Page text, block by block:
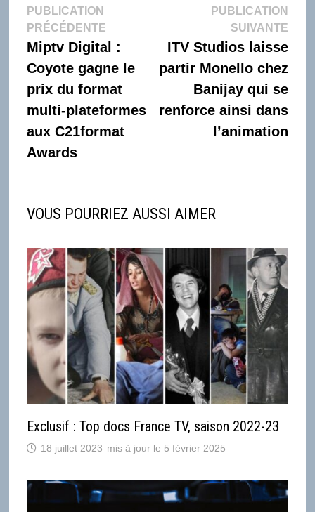
Navigation
de
l’article
PUBLICATION
PRÉCÉDENTEPublication
précédente :
Miptv Digital :
Coyote gagne le
prix du format
multi-plateformes
aux C21format
Awards
PUBLICATION
SUIVANTE
ITV Studios laisse
partir Monello chez
Banijay qui se
renforce ainsi dans
l’animation
VOUS POURRIEZ AUSSI AIMER
Exclusif : Top docs France TV, saison 2022-23
18 juillet 2023 5 février 2025